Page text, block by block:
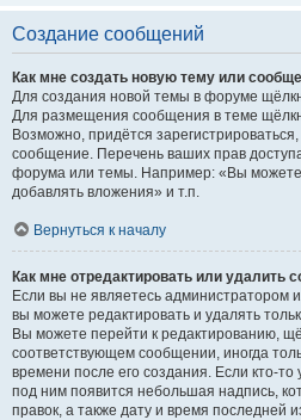
Создание сообщений
Как мне создать новую тему или
Для создания новой темы в форуме
Для размещения сообщения в теме
Возможно, придётся
сообщение. Перечень ваших прав
форума или темы. Например: «Вы
добавлять вложения» и т.п.
Вернуться к началу
Как мне отредактировать или удалить
Если вы не являетесь администратором
вы можете редактировать и удалять
Вы можете перейти к редактированию,
соответствующем сообщении, иногда
времени после его создания. Если кто-
под ним появится небольшая надпись,
правок, а также дату и время последней